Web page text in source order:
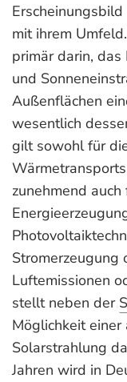
mit ihrem
primär darin,
und
Außenflächen
wesentlich
gilt sowohl für
zunehmend
Stromerzeugung
Luftemissio­nen
stellt neben der
Möglichkeit
Solarstrahlung
Jahren wird in